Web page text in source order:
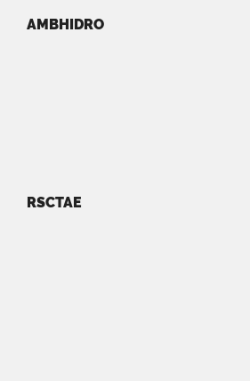
AMBHIDRO
RSCTAE